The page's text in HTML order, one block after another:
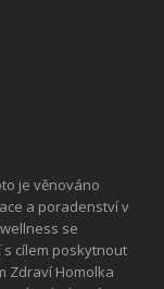
je věnováno
a poradenství v
se
cílem poskytnout
Zdraví Homolka